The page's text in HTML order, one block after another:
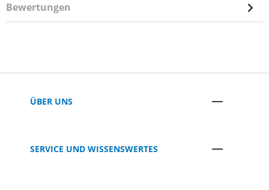
Bewertungen
ÜBER UNS
SERVICE UND WISSENSWERTES